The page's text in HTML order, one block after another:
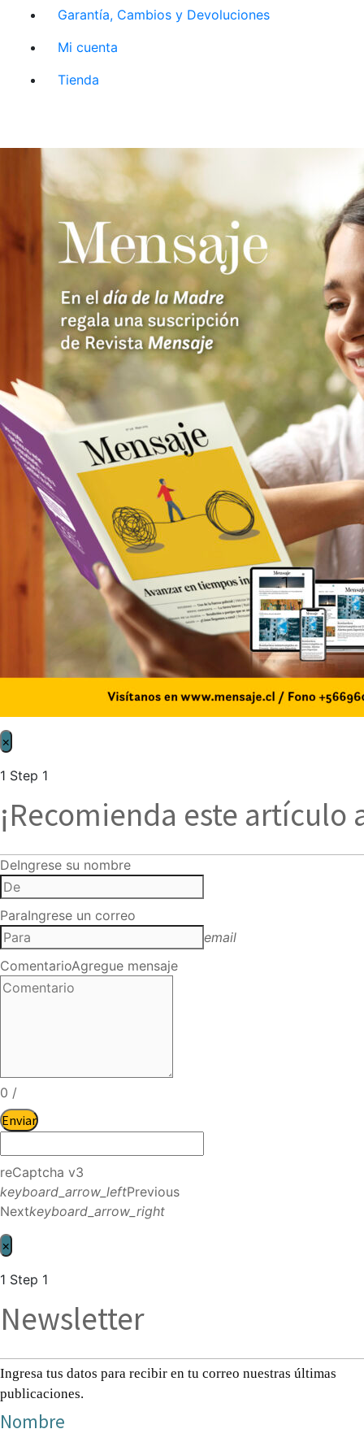
Garantía, Cambios y Devoluciones
Mi cuenta
Tienda
×
1 Step 1
¡Recomienda este artículo
DeIngrese su nombre
ParaIngrese un correo
email
ComentarioAgregue mensaje
0 /
Enviar
reCaptcha v3
keyboard_arrow_leftPrevious
Nextkeyboard_arrow_right
×
1 Step 1
Newsletter
Ingresa tus datos para recibir en tu correo nuestras últimas
publicaciones.
Nombre